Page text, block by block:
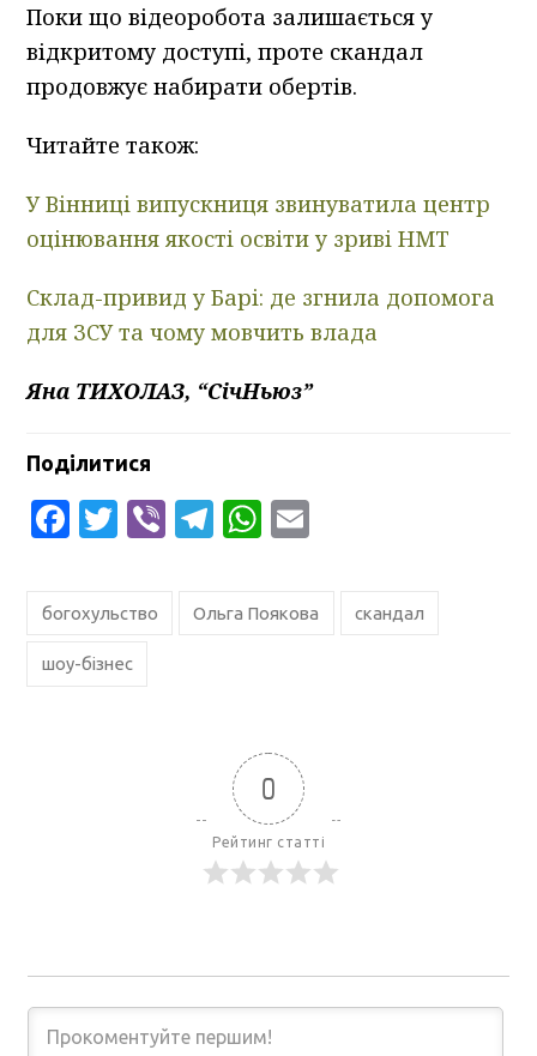
Поки що відеоробота залишається у
відкритому доступі, проте скандал
продовжує набирати обертів.
Читайте також:
У Вінниці випускниця звинуватила центр
оцінювання якості освіти у зриві НМТ
Склад-привид у Барі: де згнила допомога
для ЗСУ та чому мовчить влада
Яна ТИХОЛАЗ, “СічНьюз”
Поділитися
Facebook
Twitter
ViberTelegram
WhatsApp
богохульство Ольга Поякова скандал
шоу-бізнес
0
Рейтинг статті